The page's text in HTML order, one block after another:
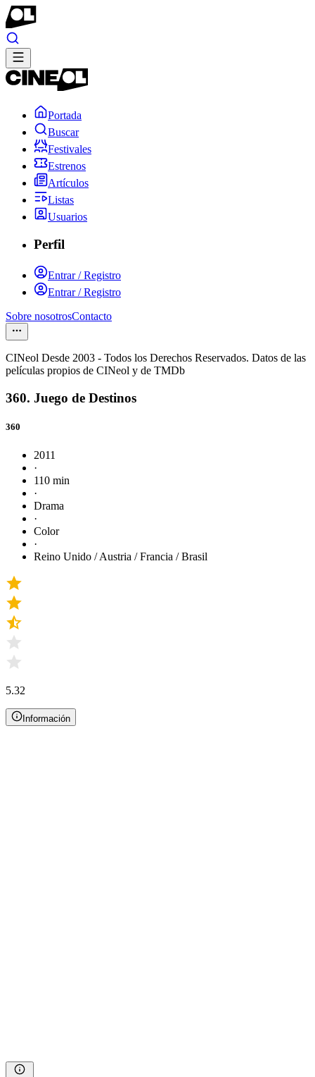
Portada
Buscar
Festivales
Estrenos
Artículos
Listas
Usuarios
Perfil
Entrar / Registro
Entrar / Registro
Sobre nosotrosContacto
CINeol Desde 2003 - Todos los Derechos Reservados. Datos de las
películas propios de CINeol y de TMDb
360. Juego de Destinos
360
2011
·
110 min
·
Drama
·
Color
·
Reino Unido / Austria / Francia / Brasil
5.32
Información